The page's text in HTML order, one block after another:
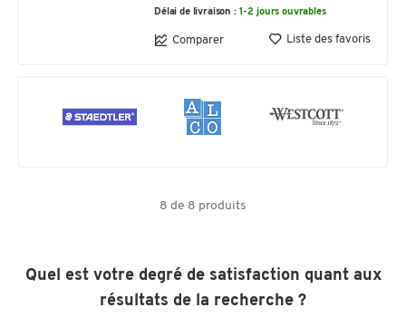
Délai de livraison : 1-2 jours ouvrables
Comparer Liste des favoris
8 de 8 produits
Quel est votre degré de satisfaction quant aux
résultats de la recherche ?